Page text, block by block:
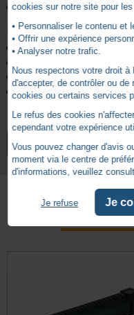
Un adaptateur ID1 1.2
Caractéristiques
Vitesse nominale: 12 rpm
Technologies
Couple Nominal: 25 Nm
Commande de secours
Diamètre Moteur
Puissance
Technologie
Garantie
VOIR TOUS
Autres
cookies sur notre site pour
• Personnaliser le contenu et
• Offrir une expérience
• Analyser notre trafic.
Nous respectons votre droit
d'accepter, de contrôler ou
cookies ou certains services
Le refus des cookies
cependant votre expérience
Vous pouvez changer d'avis
moment via le centre de
d'informations, veuillez
Je refuse Je